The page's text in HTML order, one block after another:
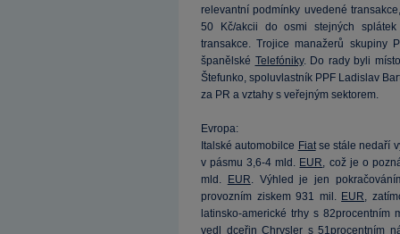
relevantní podmínky uvedené
50 Kč/akcii do osmi stejných
transakce. Trojice manažerů skupiny
španělské Telefóniky. Do rady byli
Štefunko, spoluvlastník PPF Ladislav
za PR a vztahy s veřejným sektorem.
Evropa:
Italské automobilce Fiatse stále nedaří
v pásmu 3,6-4 mld. EUR, což je o
mld.
EUR. Výhled je jen
provozním ziskem 931 mil. EUR,
latinsko-americké trhy s
vedl dceřinChrysler s 51procentním